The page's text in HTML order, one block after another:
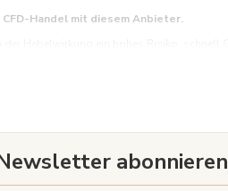
Handel mit diesem Anbieter.
abonnieren